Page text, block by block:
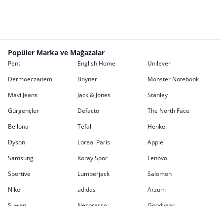
Popüler Marka ve Mağazalar
Penti English Home
Unilever
Dermoeczanem
Boyner
Monster Notebook
Mavi Jeans
Jack & Jones
Stanley
Gürgençler
Defacto
The North Face
Bellona
Tefal
Henkel
Dyson
Loreal Paris
Apple
Samsung
Koray Spor
Lenovo
Sportive
Lumberjack
Salomon
Nike
adidas
Arzum